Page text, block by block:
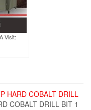
Visit:
HARD COBALT DRILL
COBALT DRILL BIT 1